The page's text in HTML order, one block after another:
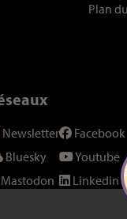
Plan
Newsletter
Bluesky
Facebook
Youtube
Linkedin